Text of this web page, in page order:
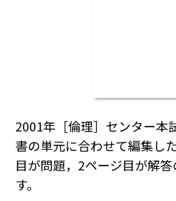
2001年［倫理］センター本
書の単元に合わせて編集し
目が問題，2ページ目が解
す。